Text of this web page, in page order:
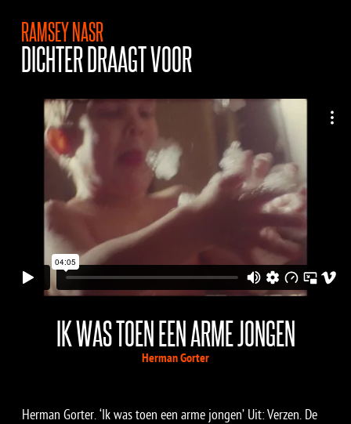
RAMSEY NASR
DICHTER DRAAGT VOOR
IK WAS TOEN EEN ARME JONGEN
Herman Gorter
​Herman Gorter. ‘Ik was toen een arme jongen’ Uit: Verzen. De